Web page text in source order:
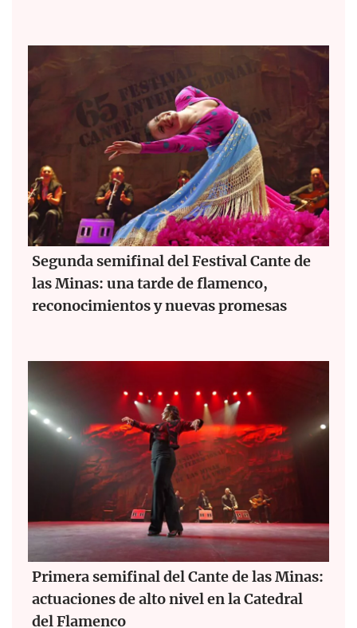
Segunda semifinal del Festival Cante de
las Minas: una tarde de flamenco,
reconocimientos y nuevas promesas
Primera semifinal del Cante de las Minas:
actuaciones de alto nivel en la Catedral
del Flamenco